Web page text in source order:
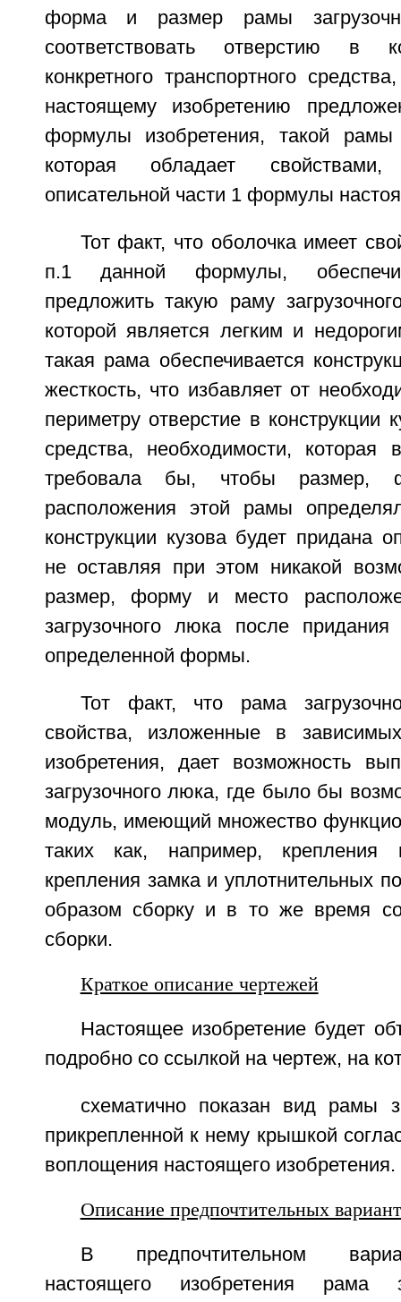
форма и размер рамы
соответствовать отверстию в
конкретного транспортного
настоящему изобретению
формулы изобретения, такой рамы
которая обладает
описательной части 1 формулы
Тот факт, что оболочка имеет
п.1 данной формулы,
предложить такую раму
которой является легким и
такая рама обеспечивается
жесткость, что избавляет от
периметру отверстие в конструкции
средства, необходимости, которая
требовала бы, чтобы размер,
расположения этой рамы
конструкции кузова будет придана
не оставляя при этом никакой
размер, форму и место
загрузочного люка после придания
определенной формы.
Тот факт, что рама
свойства, изложенные в
изобретения, дает возможность
загрузочного люка, где было бы
модуль, имеющий множество
таких как, например, крепления
крепления замка и уплотнительных
образом сборку и в то же время
сборки.
Краткое описание чертежей
Настоящее изобретение будет
подробно со ссылкой на чертеж, на
схематично показан вид рамы
прикрепленной к нему крышкой
воплощения настоящего изобретения.
Описание предпочтительных
В предпочтительном
настоящего изобретения рама